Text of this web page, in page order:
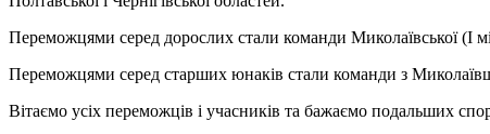
Переможцями серед дорослих стали команди Миколаївської (І
Переможцями серед старших юнаків стали команди з
Вітаємо усіх переможців і учасників та бажаємо подальших